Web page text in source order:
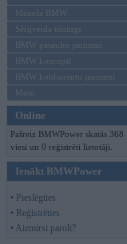
Mēneša BMW
Sērijveida tūnings
BMW pasaules jaunumi
BMW koncepti
BMW konkurentu jaunumi
Moto
Online
Pašreiz BMWPower skatās 368
viesi un 0 reģistrēti lietotāji.
Ienākt BMWPower
• Pieslēgties
• Reģistrēties
• Aizmirsi paroli?